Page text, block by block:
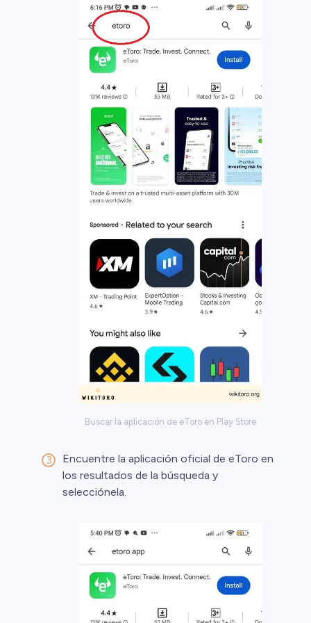
Buscar la aplicación de eToro en Play Store
Encuentre la aplicación oficial de eToro en
los resultados de la búsqueda y
selecciónela.